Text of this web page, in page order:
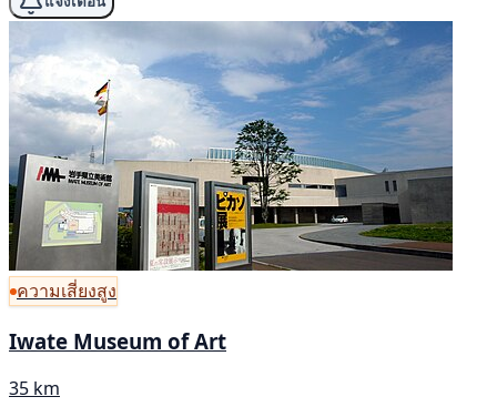
ความเสี่ยงสูง
Iwate Museum of Art
35 km